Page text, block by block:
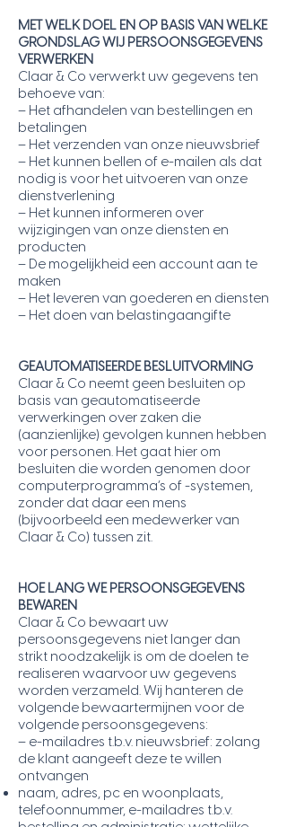
MET WELK DOEL EN OP BASIS VAN WELKE
GRONDSLAG WIJ PERSOONSGEGEVENS
VERWERKEN
Claar & Co verwerkt uw gegevens ten
behoeve van:
– Het afhandelen van bestellingen en
betalingen
– Het verzenden van onze nieuwsbrief
– Het kunnen bellen of e-mailen als dat
nodig is voor het uitvoeren van onze
dienstverlening
– Het kunnen informeren over
wijzigingen van onze diensten en
producten
– De mogelijkheid een account aan te
maken
– Het leveren van goederen en diensten
– Het doen van belastingaangifte
GEAUTOMATISEERDE BESLUITVORMING
Claar & Co neemt geen besluiten op
basis van geautomatiseerde
verwerkingen over zaken die
(aanzienlijke) gevolgen kunnen hebben
voor personen. Het gaat hier om
besluiten die worden genomen door
computerprogramma’s of -systemen,
zonder dat daar een mens
(bijvoorbeeld een medewerker van
Claar & Co) tussen zit.
HOE LANG WE PERSOONSGEGEVENS
BEWAREN
Claar & Co bewaart uw
persoonsgegevens niet langer dan
strikt noodzakelijk is om de doelen te
realiseren waarvoor uw gegevens
worden verzameld. Wij hanteren de
volgende bewaartermijnen voor de
volgende persoonsgegevens:
– e-mailadres t.b.v. nieuwsbrief: zolang
de klant aangeeft deze te willen
ontvangen
naam, adres, pc en woonplaats,
telefoonnummer, e-mailadres t.b.v.